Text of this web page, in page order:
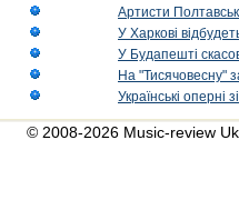
Артисти
У Харкові
У Будапешті
На "Тисячовесну"
Українські
© 2008-2026 Music-review